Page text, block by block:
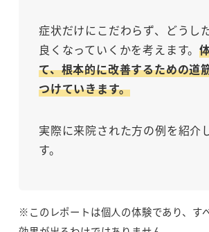
症状だけにこだわらず、どうし
良くなっていくかを考えます。
て、根本的に改善するための道
つけていきます。
実際に来院された方の例を紹介
す。
※このレポートは個人の体験であり、す